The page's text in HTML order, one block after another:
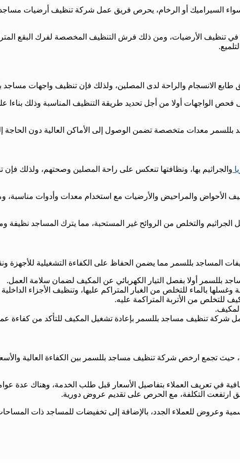
السيراميك أو الرخام، يحرص فريق عمل شركة تنظيف أرضيات مساجد
تنظيف الأرضيات، ومن ذلك فرش التنظيف المخصصة لفرك البقع
الانسجام والراحة لدى المصلين، ولذلك فإن تنظيف واجهات
الواجهات أولا من أجل تحديد طريقة التنظيف المناسبة وذلك بناءا
معدات متخصصة تضمن الوصول إلى الأماكن العالية دون الحاجة
والجراثيم بها، ونظافتها تنعكس على راحة المصلين وصحتهم، ولذلك
والمراحيض والأرضيات مع استخدام معدات وأدوات مناسبة، ومواد
الجراثيم والتخلص من الروائح غير المستحبة، مما يترك المساجد نظيفة
بللسمر مما يضمن الحفاظ على الكفاءة التشغيلية للأجهزة
بللسمر أولا بفصل التيار الكهربائي عن المكيف لضمان سلامة العمل.
وغسلها بالماء للتخلص من الغبار المتراكم عليها، وتنظيف الأجزاء
للتخلص من الأتربة المتراكمة عليه.
شركة تنظيف مساجد بللسمر بإعادة تشغيل المكيف للتأكد من كفاءة
حيث تجمع ارخص شركة تنظيف مساجد بللسمر بين الكفاءة العالية
في تعريف العملاء بتفاصيل الأسعار قبل طلب الخدمة، وهناك عدة
ارتفعت التكلفة، مع الحرص على تقديم عروض دورية.
وعروض للعملاء الجدد، بالإضافة إلى تخفيضات للمساجد ذات